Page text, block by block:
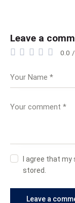
Leave a
0.0 /
I agree that
stored.